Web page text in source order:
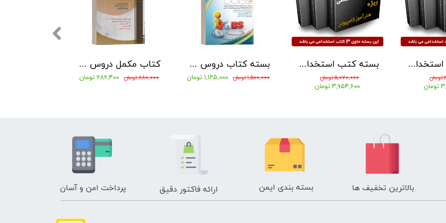
کتاب مکمل دروس حیطه عمومی ویژه آزمون استخدامی آموزش و پرورش 1405 نشر چهارخونه
۸۸۰,۰۰۰ تومان ۶۸۶,۴۰۰ تومان
بسته کتاب دروس عمومی ویژه آزمون استخدامی دستگاههای اجرایی
۱,۵۰۰,۰۰۰ تومان ۱,۱۲۵,۰۰۰ تومان
بسته کتب استخدامی هنرآموز کامپیوتر و شبکه آزمون آموزش و پرورش 1405 نشر چهارخونه
۵,۰۷۰,۰۰۰ تومان
۳,۹۵۴,۶۰۰ تومان
بسته کتب استخدامی هنرآموز حسابداری آزمون آموزش و پرورش 1405 نشر چهارخونه
بالاترین تخفیف ها بسته بندی ایمن ارائه فاکتور دقیق پرداخت امن و آسان